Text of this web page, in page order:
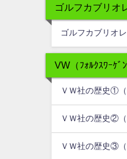
ゴルフカブリオ
ゴルフカブリオ
VW（ﾌｫﾙｸｽﾜｰｹﾞ
ＶＷ社の歴史①
ＶＷ社の歴史②
ＶＷ社の歴史③